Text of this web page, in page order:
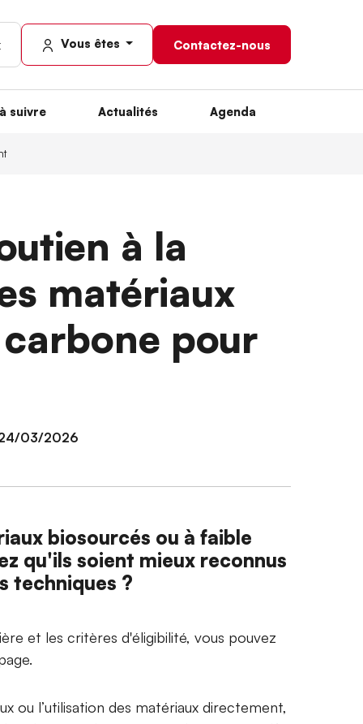
Vous êtes Contactez-nous
suivre Actualités Agenda
à la
matériaux
pour
03/2026
biosourcés ou à faible
qu'ils soient mieux reconnus
techniques ?
et les critères d'éligibilité, vous pouvez
ou l’utilisation des matériaux directement,